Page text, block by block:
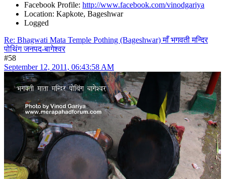
Facebook Profile: http://www.facebook.com/vinodgariya
Location: Kapkote, Bageshwar
Logged
Re: Bhagwati Mata Temple Pothing (Bageshwar) माँ भगवती मन्दिर
पोथिंग जनपद-बागेश्वर
#58
September 12, 2011, 06:43:58 AM